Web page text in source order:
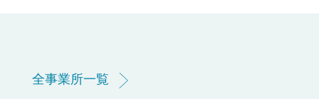
全事業所一覧